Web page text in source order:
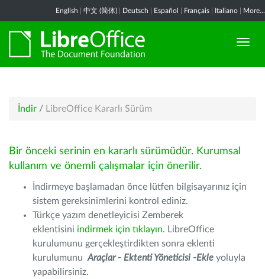
English 中文 (简体) Deutsch Español Français Italiano More...
İndir / LibreOffice Kararlı Sürüm
Bir önceki serinin en kararlı sürümüdür. Kurumsal
kullanım ve önemli çalışmalar için önerilir.
İndirmeye başlamadan önce lütfen bilgisayarınız için
sistem gereksinimlerini kontrol ediniz.
Türkçe yazım denetleyicisi Zemberek
eklentisini indirmek için tıklayın. LibreOffice
kurulumunu gerçekleştirdikten sonra eklenti
kurulumunu Araçlar - Ektenti Yöneticisi -Ekle yoluyla
yapabilirsiniz.